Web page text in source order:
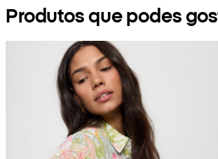
Produtos que podes